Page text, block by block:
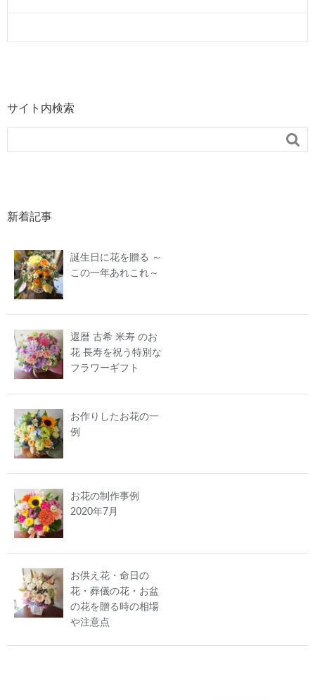
サイト内検索

新着記事
誕生日に花を贈る ～
この一年あれこれ～
還暦 古希 米寿 のお
花 長寿を祝う特別な
フラワーギフト
お作りしたお花の一
例
お花の制作事例
2020年7月
お供え花・命日の
花・葬儀の花・お盆
の花を贈る時の相場
や注意点